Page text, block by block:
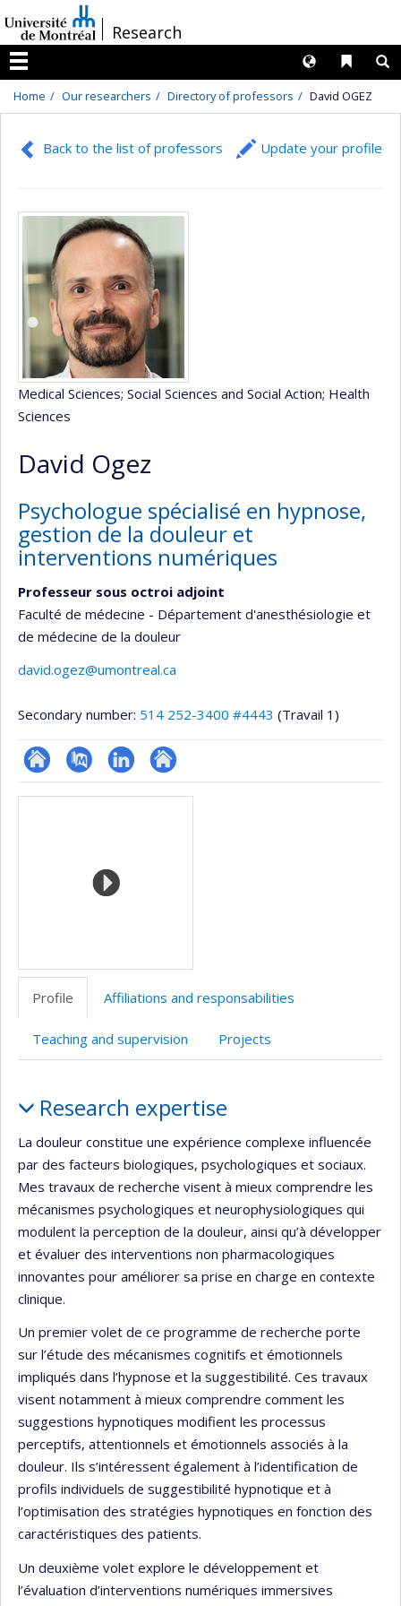
au
contenu
/Research
Menu
Liens
Langues
Home Our researchers Directory of professors David OGEZ
Back to the list of professors Update your profile
Medical Sciences; Social Sciences and Social Action; Health
Sciences
David Ogez
Psychologue spécialisé en hypnose,
gestion de la douleur et
interventions numériques
Professeur sous octroi adjoint
Faculté de médecine - Département d'anesthésiologie et
de médecine de la douleur
david.ogez@umontreal.ca
Secondary number: 514 252-3400 #4443 (Travail 1)
ResearchGate
PubMedLinkedInAutre
Media
Profile Affiliations and responsabilities
Teaching and supervision Projects
Research expertise
La douleur constitue une expérience complexe influencée
par des facteurs biologiques, psychologiques et sociaux.
Mes travaux de recherche visent à mieux comprendre les
mécanismes psychologiques et neurophysiologiques qui
modulent la perception de la douleur, ainsi qu’à développer
et évaluer des interventions non pharmacologiques
innovantes pour améliorer sa prise en charge en contexte
clinique.
Un premier volet de ce programme de recherche porte
sur l’étude des mécanismes cognitifs et émotionnels
impliqués dans l’hypnose et la suggestibilité. Ces travaux
visent notamment à mieux comprendre comment les
suggestions hypnotiques modifient les processus
perceptifs, attentionnels et émotionnels associés à la
douleur. Ils s’intéressent également à l’identification de
profils individuels de suggestibilité hypnotique et à
l’optimisation des stratégies hypnotiques en fonction des
caractéristiques des patients.
Un deuxième volet explore le développement et
l’évaluation d’interventions numériques immersives